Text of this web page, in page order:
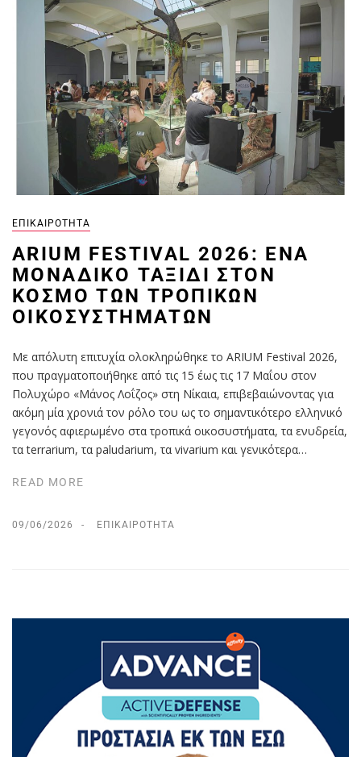
ΕΠΙΚΑΙΡΌΤΗΤΑ
ARIUM FESTIVAL 2026: ΈΝΑ
ΜΟΝΑΔΙΚΌ ΤΑΞΊΔΙ ΣΤΟΝ
ΚΌΣΜΟ ΤΩΝ ΤΡΟΠΙΚΏΝ
ΟΙΚΟΣΥΣΤΗΜΆΤΩΝ
Με απόλυτη επιτυχία ολοκληρώθηκε το ARIUM Festival 2026,
που πραγματοποιήθηκε από τις 15 έως τις 17 Μαΐου στον
Πολυχώρο «Μάνος Λοΐζος» στη Νίκαια, επιβεβαιώνοντας για
ακόμη μία χρονιά τον ρόλο του ως το σημαντικότερο ελληνικό
γεγονός αφιερωμένο στα τροπικά οικοσυστήματα, τα ενυδρεία,
τα terrarium, τα paludarium, τα vivarium και γενικότερα…
READ MORE
09/06/2026 ΕΠΙΚΑΙΡΌΤΗΤΑ